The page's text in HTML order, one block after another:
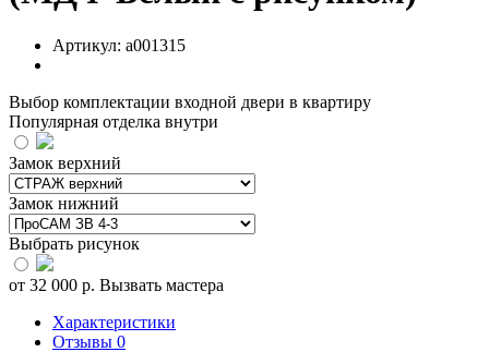
Артикул: a001315
Выбор комплектации входной двери в квартиру
Популярная отделка внутри
Замок верхний
Замок нижний
Выбрать рисунок
от 32 000 р. Вызвать мастера
Характеристики
Отзывы 0